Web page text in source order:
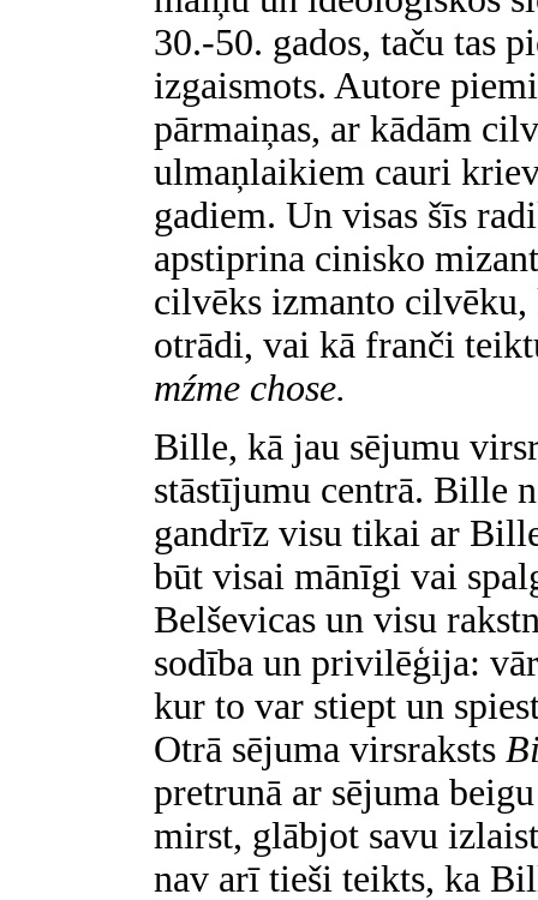
30.-50. gados, taču tas
izgaismots. Autore
pārmaiņas, ar kādām
ulmaņlaikiem cauri
gadiem. Un visas šīs
apstiprina cinisko
cilvēks izmanto
otrādi, vai kā franči
mźme chose.
Bille, kā jau sējumu
stāstījumu centrā. Bille
gandrīz visu tikai ar
būt visai mānīgi vai
Belševicas un visu
sodība un privilēģija:
kur to var stiept un
Otrā sējuma virsraksts
pretrunā ar sējuma
mirst, glābjot savu
nav arī tieši teikts, ka